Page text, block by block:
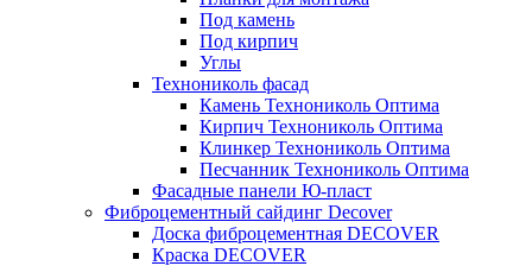
Под камень
Под кирпич
Углы
Технониколь фасад
Камень Технониколь Оптима
Кирпич Технониколь Оптима
Клинкер Технониколь Оптима
Песчанник Технониколь Оптима
Фасадные панели Ю-пласт
Фиброцементный сайдинг Decover
Доска фиброцементная DECOVER
Краска DECOVER